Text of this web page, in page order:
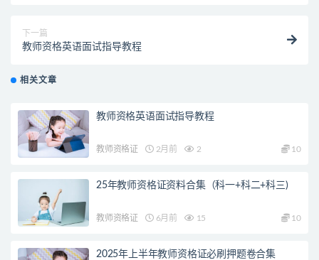
下一篇
教师资格英语面试指导教程
相关文章
教师资格英语面试指导教程
教师资格证 2月前 2 10
25年教师资格证资料合集（科一+科二+科三)
教师资格证 6月前 15 10
2025年上半年教师资格证必刷押题卷合集